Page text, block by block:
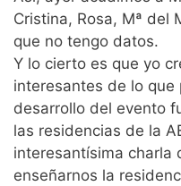
Cristina, Rosa, Mª del
que no tengo datos.
Y lo cierto es que yo
interesantes de lo que
desarrollo del evento
las residencias de la
interesantísima charla
enseñarnos la